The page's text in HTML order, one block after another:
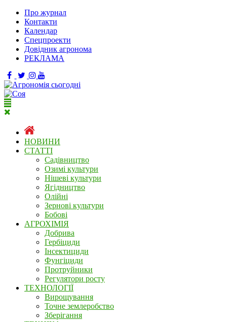
Про журнал
Контакти
Календар
Спецпроекти
Довідник агронома
РЕКЛАМА
НОВИНИ
СТАТТІ
Садівництво
Озимі культури
Нішеві культури
Ягідництво
Олійні
Зернові культури
Бобові
АГРОХІМІЯ
Добрива
Гербіциди
Інсектициди
Фунгіциди
Протруйники
Регулятори росту
ТЕХНОЛОГІЇ
Вирощування
Точне землеробство
Зберігання